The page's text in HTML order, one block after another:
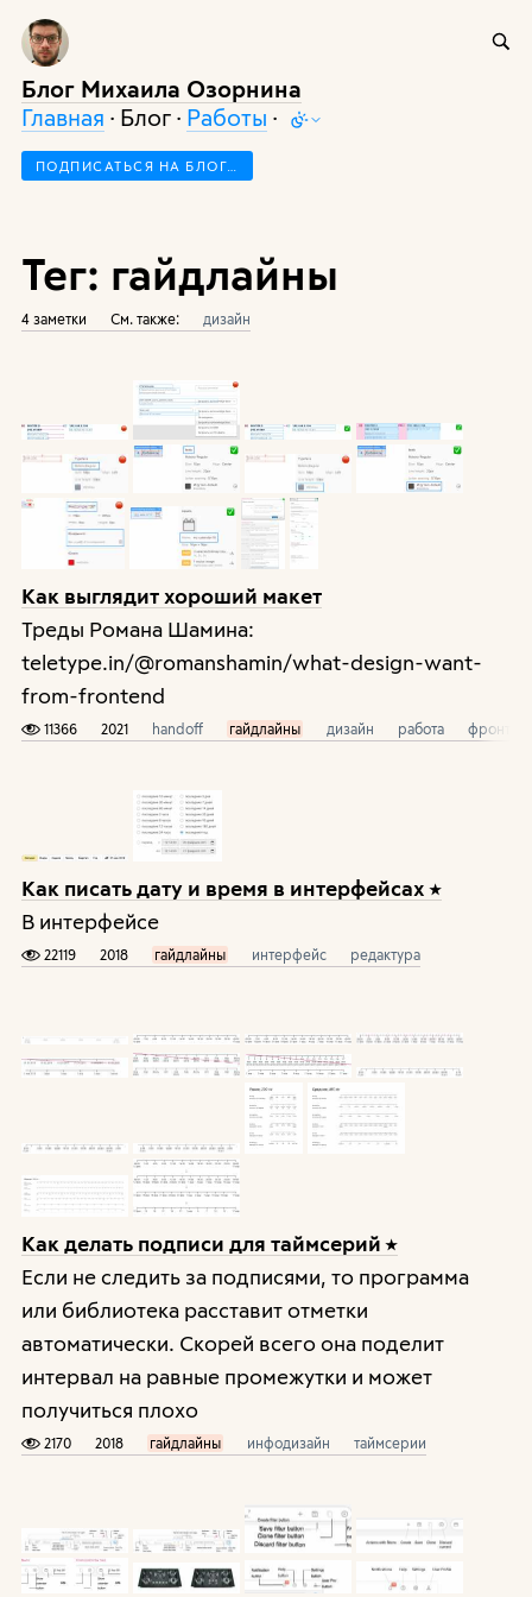
Блог Михаила Озорнина
Главная · Блог · Работы ·
ПОДПИСАТЬСЯ НА БЛОГ…
Тег: гайдлайны
4 заметки См. также: дизайн
Как выглядит хороший макет
Треды Романа Шамина:
teletype.in/@romanshamin/what-design-want-
from-frontend
11366 2021 handoff гайдлайны дизайн работа
Как писать дату и время в интерфейсах
В интерфейсе
22119 2018 гайдлайны интерфейс редактура
Как делать подписи для таймсерий
Если не следить за подписями, то программа
или библиотека расставит отметки
автоматически. Скорей всего она поделит
интервал на равные промежутки и может
получиться плохо
2170 2018 гайдлайны инфодизайн таймсерии